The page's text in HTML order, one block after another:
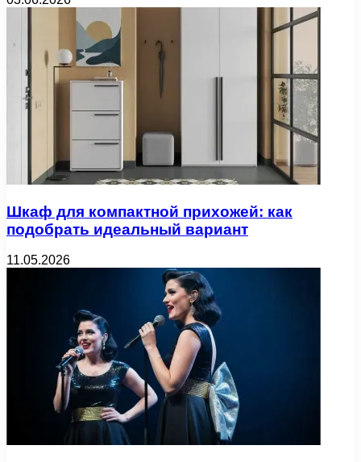
Шкаф для компактной прихожей: как
подобрать идеальный вариант
11.05.2026